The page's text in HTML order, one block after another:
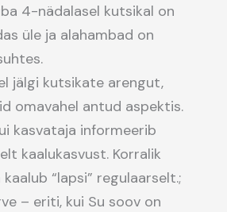
4-nädalasel kutsikal on
üle ja alahambad on
jälgi kutsikate arengut,
omavahel antud aspektis.
kasvataja informeerib
kaalukasvust. Korralik
“lapsi” regulaarselt.;
– eriti, kui Su soov on